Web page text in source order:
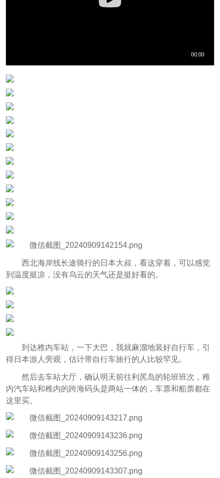
西北海岸线长途骑行的日本大叔，看这穿着，可以感觉
到温度挺凉，没有乌云的天气还是挺好看的。
到达稚内车站，一下大巴，我就麻溜地装好自行车，引
得日本游人旁观，估计带自行车旅行的人比较罕见。
然后去车站大厅，确认明天前往利尻岛的轮班班次，稚
内汽车站和稚内的跨海码头是两站一体的，车票和船票都在
这里买。